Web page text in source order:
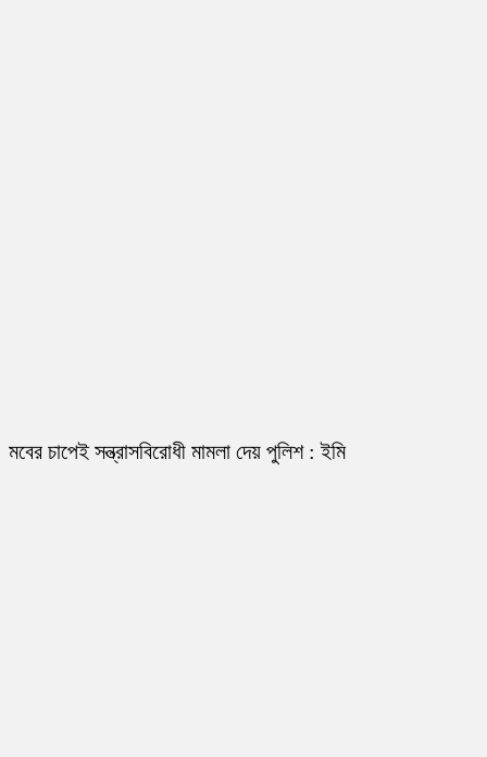
মবের চাপেই সন্ত্রাসবিরোধী মামলা দেয় পুলিশ : ইমি